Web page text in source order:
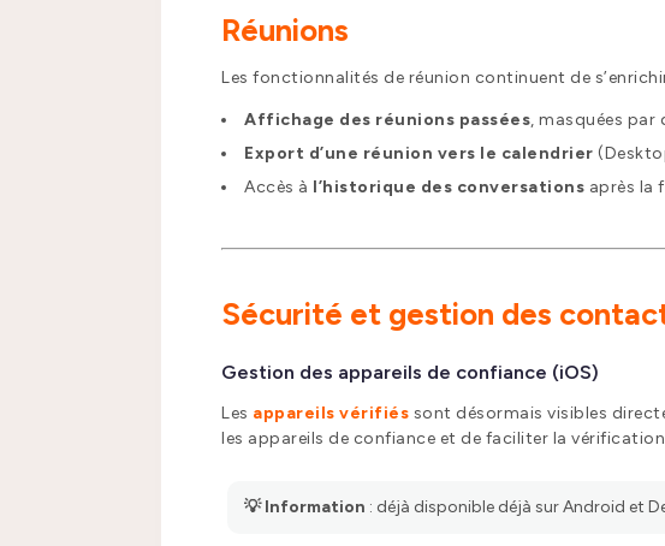
Réunions
Les fonctionnalités de réunion continuent de
Affichage des réunions passées, masquées par
Export d’une réunion vers le calendrier
Accès à l’historique des conversations après la
Sécurité et gestion des
Gestion des appareils de confiance (iOS)
Les appareils vérifiés sont désormais visibles
les appareils de confiance et de faciliter la
💡 Information : déjà disponible déjà sur Android et